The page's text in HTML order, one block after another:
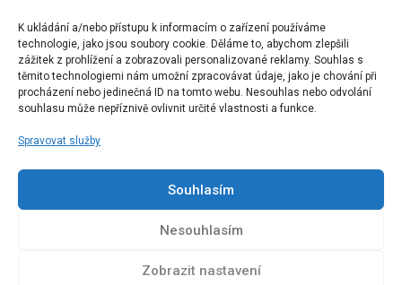
K ukládání a/nebo přístupu k informacím o zařízení používáme
technologie, jako jsou soubory cookie. Děláme to, abychom zlepšili
zážitek z prohlížení a zobrazovali personalizované reklamy. Souhlas s
těmito technologiemi nám umožní zpracovávat údaje, jako je chování při
procházení nebo jedinečná ID na tomto webu. Nesouhlas nebo odvolání
souhlasu může nepříznivě ovlivnit určité vlastnosti a funkce.
Spravovat služby
Souhlasím
Nesouhlasím
Zobrazit nastavení